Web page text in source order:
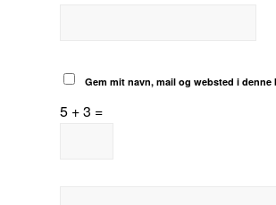
Gem mit navn, mail og websted i
5 + 3 =